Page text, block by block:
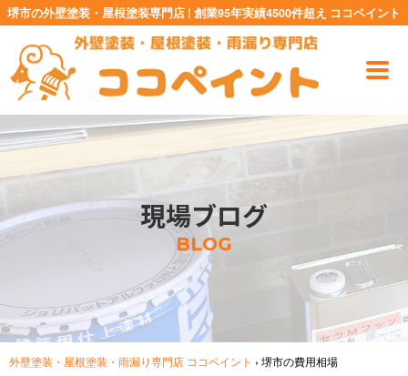
堺市の外壁塗装・屋根塗装専門店 | 創業95年実績4500件超え ココペイント
現場ブログ
BLOG
外壁塗装・屋根塗装・雨漏り専門店 ココペイント › 堺市の費用相場